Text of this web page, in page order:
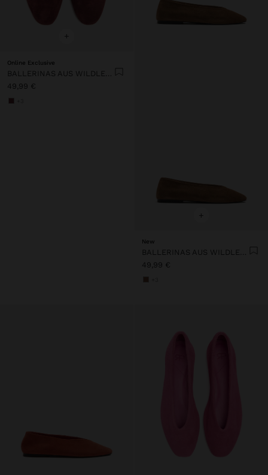
+
Online Exclusive
BALLERINAS AUS WILDLEDER
49,99 €
+
New
BALLERINAS AUS WILDLEDER
49,99 €